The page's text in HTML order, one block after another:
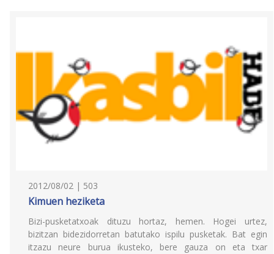
2012/08/02 | 503
Kimuen heziketa
Bizi-pusketatxoak dituzu hortaz, hemen. Hogei urtez,
bizitzan bidezidorretan batutako ispilu pusketak. Bat egin
itzazu neure burua ikusteko, bere gauza on eta txar